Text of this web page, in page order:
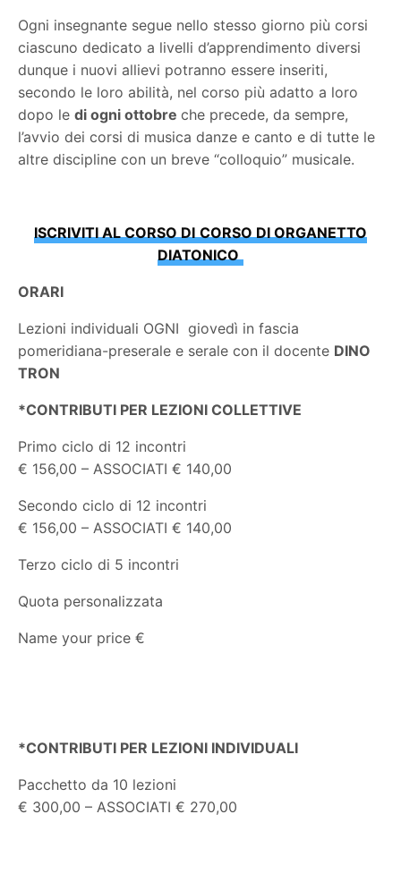
Ogni insegnante segue nello stesso giorno più corsi
ciascuno dedicato a livelli d’apprendimento diversi
dunque i nuovi allievi potranno essere inseriti,
secondo le loro abilità, nel corso più adatto a loro
dopo ledi ogni ottobreche precede, da sempre,
l’avvio dei corsi di musica danze e canto e di tutte le
altre discipline con un breve “colloquio” musicale.
ISCRIVITI AL CORSO DI CORSO DI ORGANETTO
DIATONICO
ORARI
Lezioni individuali OGNI giovedì in fascia
pomeridiana-preserale e serale con il docente DINO
TRON
*CONTRIBUTI PER LEZIONI COLLETTIVE
Primo ciclo di 12 incontri
€ 156,00 – ASSOCIATI € 140,00
Secondo ciclo di 12 incontri
€ 156,00 – ASSOCIATI € 140,00
Terzo ciclo di 5 incontri
Quota personalizzata
Name your price €
*CONTRIBUTI PER LEZIONI INDIVIDUALI
Pacchetto da 10 lezioni
€ 300,00 – ASSOCIATI € 270,00